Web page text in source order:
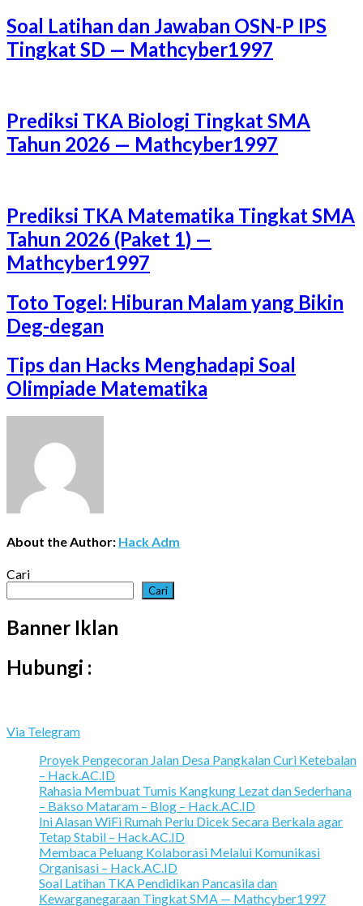
Soal Latihan dan Jawaban OSN-P IPS
Tingkat SD — Mathcyber1997
Prediksi TKA Biologi Tingkat SMA
Tahun 2026 — Mathcyber1997
Prediksi TKA Matematika Tingkat SMA
Tahun 2026 (Paket 1) —
Mathcyber1997
Toto Togel: Hiburan Malam yang Bikin
Deg-degan
Tips dan Hacks Menghadapi Soal
Olimpiade Matematika
About the Author: Hack Adm
Cari
Cari
Banner Iklan
Hubungi :
Via Telegram
Proyek Pengecoran Jalan Desa Pangkalan Curi Ketebalan
– Hack.AC.ID
Rahasia Membuat Tumis Kangkung Lezat dan Sederhana
– Bakso Mataram – Blog – Hack.AC.ID
Ini Alasan WiFi Rumah Perlu Dicek Secara Berkala agar
Tetap Stabil – Hack.AC.ID
Membaca Peluang Kolaborasi Melalui Komunikasi
Organisasi – Hack.AC.ID
Soal Latihan TKA Pendidikan Pancasila dan
Kewarganegaraan Tingkat SMA — Mathcyber1997